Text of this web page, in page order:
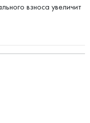
взноса увеличит